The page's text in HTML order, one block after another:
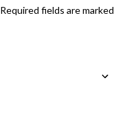
Required fields are marked